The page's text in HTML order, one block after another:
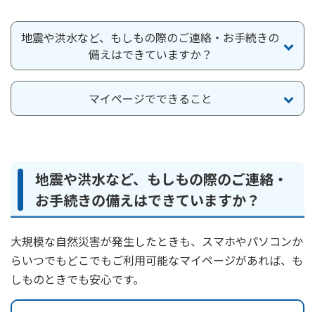
ご契約内容の確認
お客さまに関する情報等の確認の取り組み
各種サービス・お知らせ
かんぽプラチナライフサービス
ご契約のしおり・約款（Web約款）
保険用語集
お問い合わせ
これからのライフイベントでかかる費用とは？
保険用語集
お問い合わせ
健康情報
すこやか健康ラボ
採用情報
CM・オウンドメディア／ソーシャルメディア
English
地震や洪水など、もしもの際のご連絡・お手続きの
備えはできていますか？
マイページでできること
地震や洪水など、もしもの際のご連絡・
お手続きの備えはできていますか？
大規模な自然災害が発生したときも、スマホやパソコンか
らいつでもどこでもご利用可能なマイページがあれば、も
しものときでも安心です。